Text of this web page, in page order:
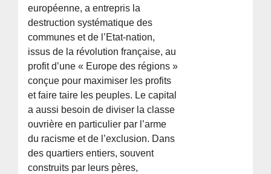
européenne, a entrepris la
destruction systématique des
communes et de l’Etat-nation,
issus de la révolution française, au
profit d’une « Europe des régions »
conçue pour maximiser les profits
et faire taire les peuples. Le capital
a aussi besoin de diviser la classe
ouvrière en particulier par l’arme
du racisme et de l’exclusion. Dans
des quartiers entiers, souvent
construits par leurs pères,